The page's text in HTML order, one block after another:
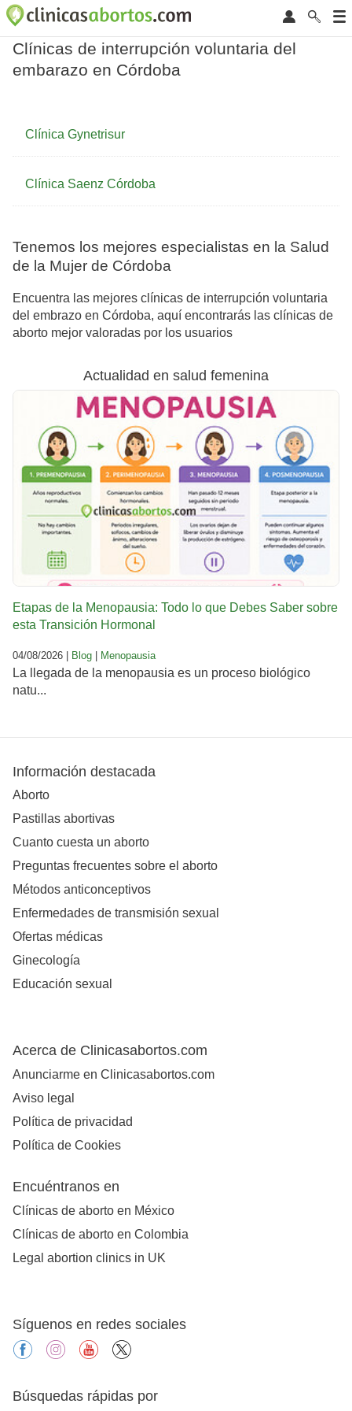
Clínicas de interrupción voluntaria del
embarazo en Córdoba
Clínica Gynetrisur
Clínica Saenz Córdoba
Tenemos los mejores especialistas en la Salud
de la Mujer de Córdoba
Encuentra las mejores clínicas de interrupción voluntaria
del embrazo en Córdoba, aquí encontrarás las clínicas de
aborto mejor valoradas por los usuarios
Actualidad en salud femenina
Etapas de la Menopausia: Todo lo que Debes Saber sobre
esta Transición Hormonal
04/08/2026 | Blog | Menopausia
La llegada de la menopausia es un proceso biológico
natu...
Información destacada
Aborto
Pastillas abortivas
Cuanto cuesta un aborto
Preguntas frecuentes sobre el aborto
Métodos anticonceptivos
Enfermedades de transmisión sexual
Ofertas médicas
Ginecología
Educación sexual
Acerca de Clinicasabortos.com
Anunciarme en Clinicasabortos.com
Aviso legal
Política de privacidad
Política de Cookies
Encuéntranos en
Clínicas de aborto en México
Clínicas de aborto en Colombia
Legal abortion clinics in UK
Síguenos en redes sociales
facebookinstagramyoutube
Búsquedas rápidas por